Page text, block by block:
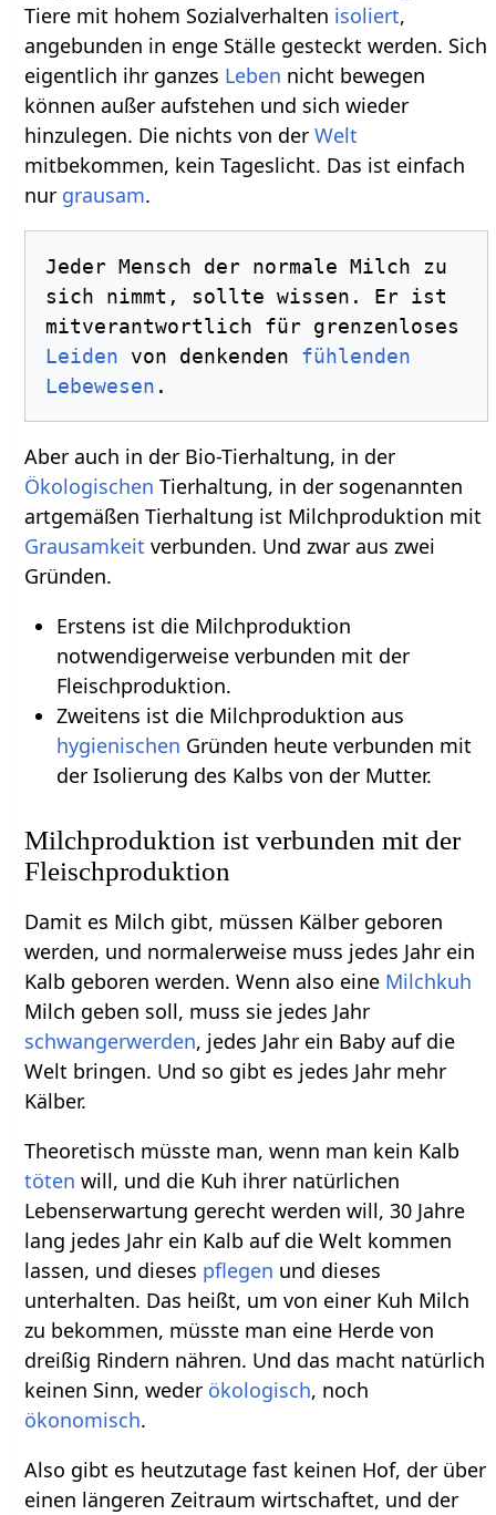
Tiere mit hohem Sozialverhalten isoliert,
angebunden in enge Ställe gesteckt werden. Sich
eigentlich ihr ganzes Leben nicht bewegen
können außer aufstehen und sich wieder
hinzulegen. Die nichts von derWelt
mitbekommen, kein Tageslicht. Das ist einfach
nur grausam.
Jeder Mensch der normale Milch zu
sich nimmt, sollte wissen. Er ist
Leiden von denkenden fühlenden
Lebewesen
Aber auch in der Bio-Tierhaltung, in der
Ökologischen Tierhaltung, in der sogenannten
artgemäßen Tierhaltung ist Milchproduktion mit
Grausamkeit verbunden. Und zwar aus zwei
Gründen.
Erstens ist die Milchproduktion
notwendigerweise verbunden mit der
Fleischproduktion.
Zweitens ist die Milchproduktion aus
hygienischen Gründen heute verbunden mit
der Isolierung des Kalbs von der Mutter.
Milchproduktion ist verbunden mit der
Fleischproduktion
Damit es Milch gibt, müssen Kälber geboren
werden, und normalerweise muss jedes Jahr ein
Kalb geboren werden. Wenn also eine Milchkuh
Milch geben soll, muss sie jedes Jahr
schwangerwerden, jedes Jahr ein Baby auf die
Welt bringen. Und so gibt es jedes Jahr mehr
Kälber.
Theoretisch müsste man, wenn man kein Kalb
töten will, und die Kuh ihrer natürlichen
Lebenserwartung gerecht werden will, 30 Jahre
lang jedes Jahr ein Kalb auf die Welt kommen
lassen, und dieses pflegen und dieses
unterhalten. Das heißt, um von einer Kuh Milch
zu bekommen, müsste man eine Herde von
dreißig Rindern nähren. Und das macht natürlich
keinen Sinn, weder ökologisch, noch
ökonomisch.
Also gibt es heutzutage fast keinen Hof, der über
einen längeren Zeitraum wirtschaftet, und der